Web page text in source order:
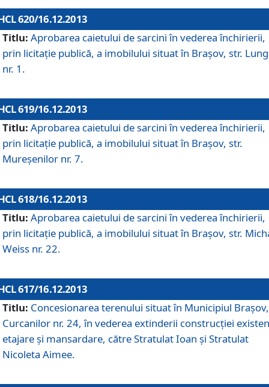
620/16.12.2013
Titlu: Aprobarea caietului de sarcini în vederea închirierii,
prin licitaţie publică, a imobilului situat în Braşov, str.
nr. 1.
619/16.12.2013
Titlu: Aprobarea caietului de sarcini în vederea închirierii,
prin licitaţie publică, a imobilului situat în Braşov, str.
Mureşenilor nr. 7.
618/16.12.2013
Titlu: Aprobarea caietului de sarcini în vederea închirierii,
prin licitaţie publică, a imobilului situat în Braşov, str.
Weiss nr. 22.
617/16.12.2013
Titlu: Concesionarea terenului situat în Municipiul
Curcanilor nr. 24, în vederea extinderii construcţiei
etajare şi mansardare, către Stratulat Ioan şi Stratulat
Nicoleta Aimee.